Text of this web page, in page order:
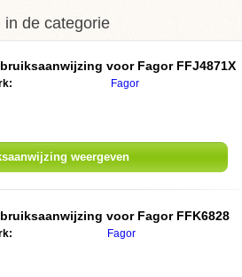
in de categorie
voor Fagor FFJ4871X
Fagor
weergeven
voor Fagor FFK6828
Fagor